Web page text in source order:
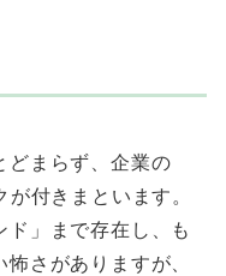
どまらず、企業の
付きまといます。
」まで存在し、も
さがありますが、